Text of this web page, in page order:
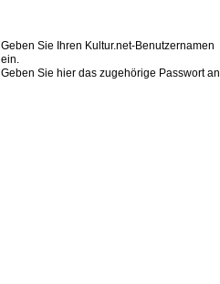
Geben Sie Ihren Kultur.net-Benutzernamen
ein.
Geben Sie hier das zugehörige Passwort an.